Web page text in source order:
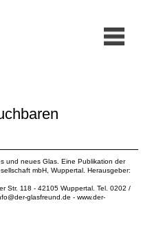
und neues Glas. Eine Publikation der
mbH , Wuppertal. Herausgeber:
Str. 118 - 42105 Wuppertal. Tel. 0202 /
glasfreund.de - www.der-